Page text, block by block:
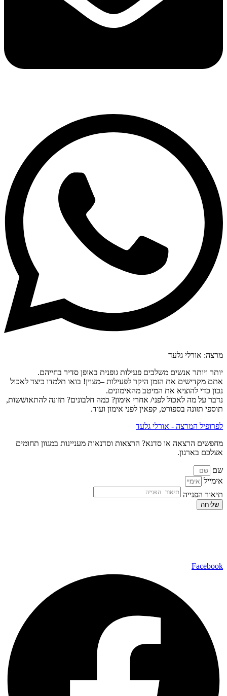
מרצה: אורלי גלעד
יותר ויותר אנשים משלבים פעילות גופנית באופן סדיר בחייהם.
אתם מקדישים את הזמן היקר לפעילות –מצוין! בואו תלמדו כיצד לאכול
נכון כדי להוציא את המיטב מהאימונים.
נדבר על מה לאכול לפני/ אחרי אימון? כמה חלבונים? תזונה להתאוששות,
תוספי תזונה בספורט, קפאין לפני אימון ועוד.
לפרופיל המרצה - אורלי גלעד
מחפשים הרצאה או סדנא? הרצאות וסדנאות מעניינות במגוון תחומים
אצלכם בארגון.
שם
אימייל
תיאור הפנייה
שליחה
Facebook